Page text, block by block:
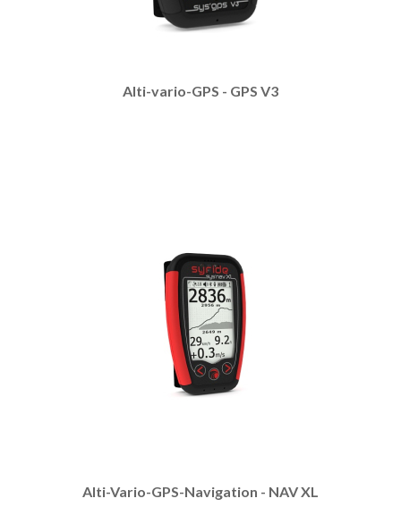
Alti-vario-GPS - GPS V3
Alti-Vario-GPS-Navigation - NAV XL